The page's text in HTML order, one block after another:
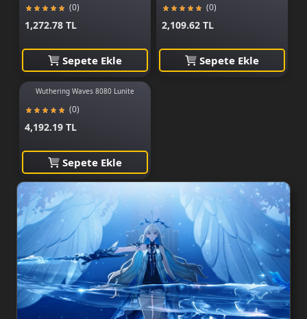
(0)
1,272.78 TL
Sepete Ekle
(0)
2,109.62 TL
Sepete Ekle
Wuthering Waves 8080 Lunite
(0)
4,192.19 TL
Sepete Ekle